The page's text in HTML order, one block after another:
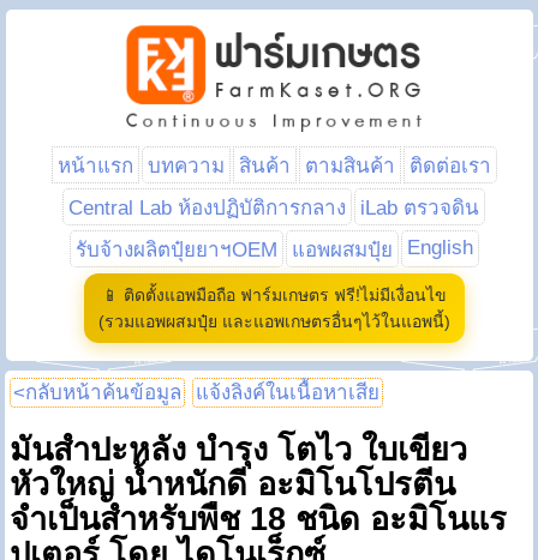
หน้าแรก บทความ สินค้า ตามสินค้า
ติดต่อเรา
Central Lab ห้องปฏิบัติการกลาง
iLab ตรวจดิน
รับจ้างผลิตปุ๋ยยาฯOEM
แอพผสมปุ๋ย English
📱 ติดตั้งแอพมือถือ ฟาร์มเกษตร ฟรี!ไม่มีเงื่อนไข
(รวมแอพผสมปุ๋ย และแอพเกษตรอื่นๆไว้ในแอพนี้)
<กลับหน้าค้นข้อมูล แจ้งลิงค์ในเนื้อหาเสีย
มันสำปะหลัง บำรุง โตไว ใบเขียว
หัวใหญ่ น้ำหนักดี อะมิโนโปรตีน
จำเป็นสำหรับพืช 18 ชนิด อะมิโนแร